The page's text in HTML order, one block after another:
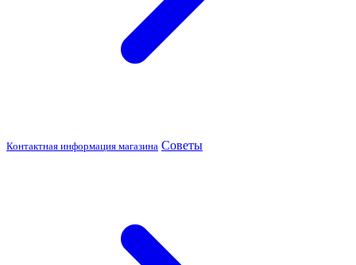
Контактная информация магазина Советы